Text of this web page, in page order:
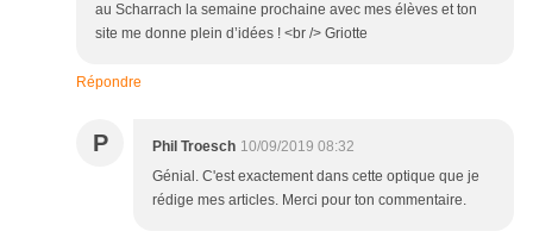
au Scharrach la semaine prochaine avec mes élèves et ton
site me donne plein d’idées ! <br /> Griotte
Répondre
P Phil Troesch 10/09/2019 08:32
Génial. C'est exactement dans cette optique que je
rédige mes articles. Merci pour ton commentaire.